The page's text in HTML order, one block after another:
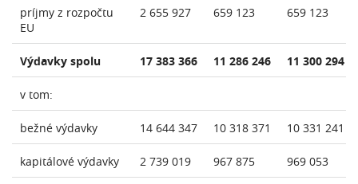
príjmy z rozpočtu
EU
2 655 927 659 123 659 123
Výdavky spolu 17 383 366 11 286 246 11 300 294
v tom:
bežné výdavky 14 644 347 10 318 371 10 331 241
kapitálové výdavky 2 739 019 967 875 969 053